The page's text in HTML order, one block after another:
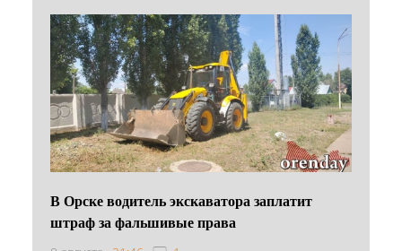
В Орске водитель экскаватора заплатит
штраф за фальшивые права